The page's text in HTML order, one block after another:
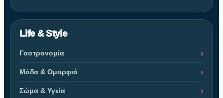
Life & Style
Γαστρονομία
Μόδα & Ομορφιά
Σώμα & Υγεία